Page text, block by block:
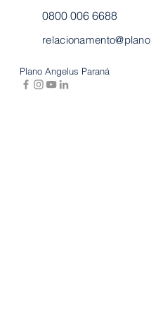
0800 006 6688
Plano Angelus Paraná